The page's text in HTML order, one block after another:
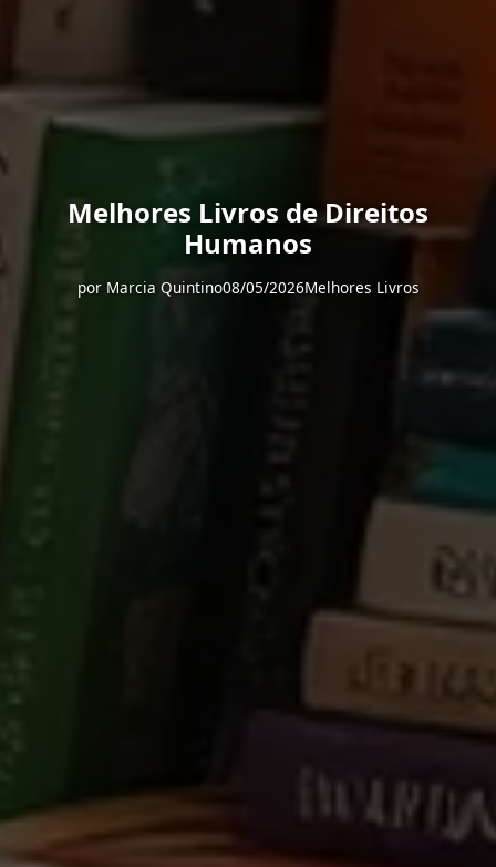
Melhores Livros de Direitos
Humanos
por Marcia Quintino08/05/2026Melhores Livros